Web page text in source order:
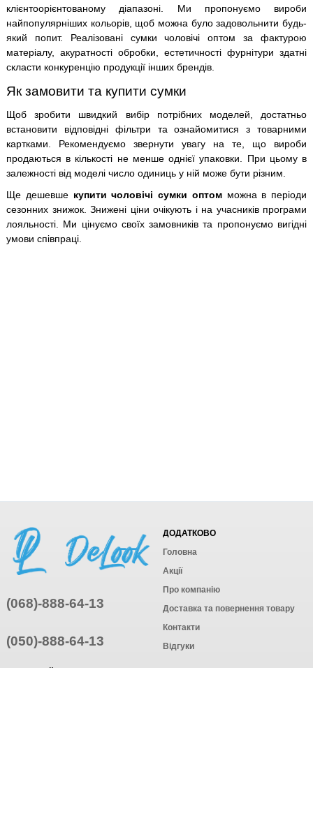
клієнтоорієнтованому діапазоні. Ми пропонуємо вироби
найпопулярніших кольорів, щоб можна було задовольнити будь-
який попит. Реалізовані сумки чоловічі оптом за фактурою
матеріалу, акуратності обробки, естетичності фурнітури здатні
скласти конкуренцію продукції інших брендів.
Як замовити та купити сумки
Щоб зробити швидкий вибір потрібних моделей, достатньо
встановити відповідні фільтри та ознайомитися з товарними
картками. Рекомендуємо звернути увагу на те, що вироби
продаються в кількості не менше однієї упаковки. При цьому в
залежності від моделі число одиниць у ній може бути різним.
Ще дешевше купити чоловічі сумки оптомможна в періоди
сезонних знижок. Знижені ціни очікують і на учасників програми
лояльності. Ми цінуємо своїх замовників та пропонуємо вигідні
умови співпраці.
(068)-888-64-13
(050)-888-64-13
ДОДАТКОВО
Головна
Акції
Про компанію
Доставка та повернення товару
Контакти
Відгуки